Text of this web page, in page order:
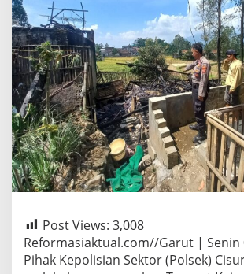
Post Views: 3,008
Reformasiaktual.com//Garut | Senin
Pihak Kepolisian Sektor (Polsek)